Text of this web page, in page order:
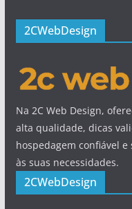
2CWebDesign
Na 2C Web Design,
alta qualidade, dicas
hospedagem confiável
às suas necessidades.
2CWebDesign